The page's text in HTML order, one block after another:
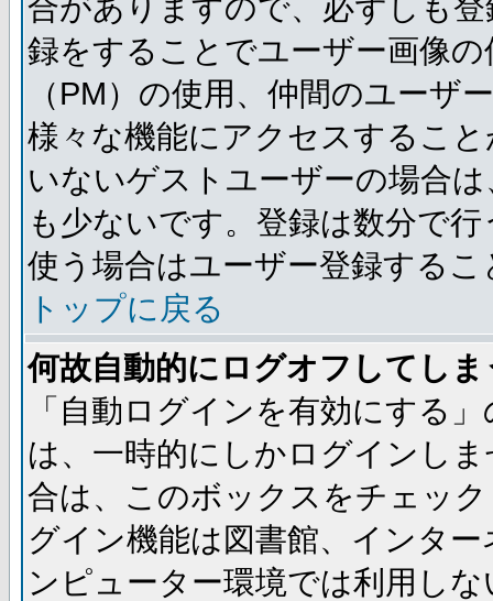
合がありますので、必ずしも
録をすることでユーザー画像
（PM）の使用、仲間のユーザ
様々な機能にアクセスするこ
いないゲストユーザーの場合
も少ないです。登録は数分で
使う場合はユーザー登録する
トップに戻る
何故自動的にログオフしてし
「自動ログインを有効にする
は、一時的にしかログインし
合は、このボックスをチェッ
グイン機能は図書館、インタ
ンピューター環境では利用し